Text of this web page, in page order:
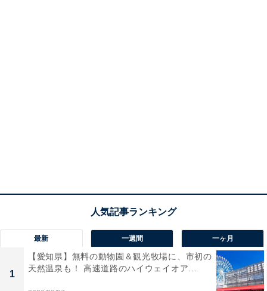
最新 一週間 一ヶ月
1
【愛知県】無料の動物園＆観光牧場に、市初の
天然温泉も！ 高速道路のハイウェイオア...